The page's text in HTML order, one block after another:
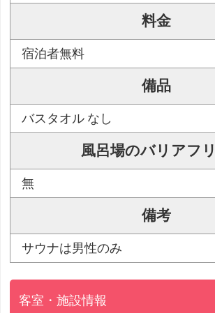
料金
宿泊者無料
備品
バスタオル なし
風呂場のバリアフ
無
備考
サウナは男性のみ
客室・施設情報